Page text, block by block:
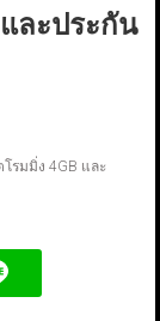
ละประกัน
โรมมิ่ง 4GB และ